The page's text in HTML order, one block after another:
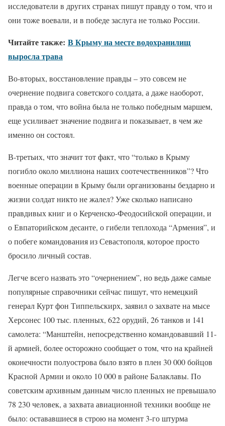
исследователи в других странах пишут правду о том, что и
они тоже воевали, и в победе заслуга не только России.
Читайте также: В Крыму на месте водохранилищ
выросла трава
Во-вторых, восстановление правды – это совсем не
очернение подвига советского солдата, а даже наоборот,
правда о том, что война была не только победным маршем,
еще усиливает значение подвига и показывает, в чем же
именно он состоял.
В-третьих, что значит тот факт, что “только в Крыму
погибло около миллиона наших соотечественников”? Что
военные операции в Крыму были организованы бездарно и
жизни солдат никто не жалел? Уже сколько написано
правдивых книг и о Керченско-Феодосийской операции, и
о Евпаторийском десанте, о гибели теплохода “Армения”, и
о побеге командования из Севастополя, которое просто
бросило личный состав.
Легче всего назвать это “очернением”, но ведь даже самые
популярные справочники сейчас пишут, что немецкий
генерал Курт фон Типпельскирх, заявил о захвате на мысе
Херсонес 100 тыс. пленных, 622 орудий, 26 танков и 141
самолета: “Манштейн, непосредственно командовавший 11-
й армией, более осторожно сообщает о том, что на крайней
оконечности полуострова было взято в плен 30 000 бойцов
Красной Армии и около 10 000 в районе Балаклавы. По
советским архивным данным число пленных не превышало
78 230 человек, а захвата авиационной техники вообще не
было: остававшиеся в строю на момент 3-го штурма